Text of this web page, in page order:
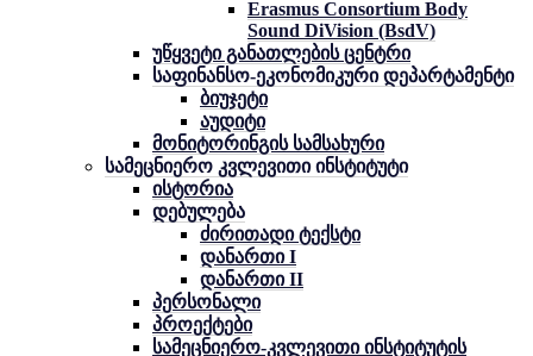
Erasmus Consortium Body
Sound DiVision (BsdV)
უწყვეტი განათლების ცენტრი
საფინანსო-ეკონომიკური დეპარტამენტი
ბიუჯეტი
აუდიტი
მონიტორინგის სამსახური
სამეცნიერო კვლევითი ინსტიტუტი
ისტორია
დებულება
ძირითადი ტექსტი
დანართი I
დანართი II
პერსონალი
პროექტები
სამეცნიერო-კვლევითი ინსტიტუტის